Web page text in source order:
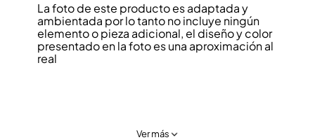
La foto de este producto es adaptada y
ambientada por lo tanto no incluye ningún
elemento o pieza adicional, el diseño y color
presentado en la foto es una aproximación al
real
Ver más